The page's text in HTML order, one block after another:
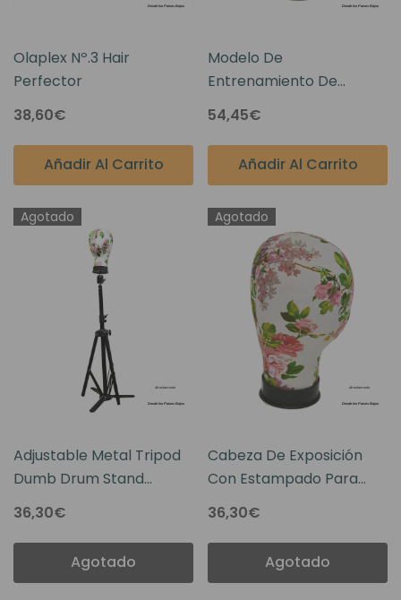
Olaplex Nº.3 Hair
Perfector
38,60€
Añadir Al Carrito
Modelo De
Entrenamiento De
Hombres
54,45€
Añadir Al Carrito
Agotado
Adjustable Metal Tripod
Dumb Drum Stand
Holder Practice Pad Rack
Bracket
36,30€
Agotado
Agotado
Cabeza De Exposición
Con Estampado Para
Peluca O Prótesis Capilar
36,30€
Agotado